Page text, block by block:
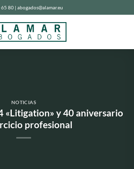
80 | abogados@alamar.eu
NOTICIAS
«Litigation» y 40 aniversario
profesional